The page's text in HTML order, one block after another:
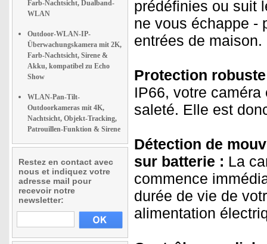
Farb-Nachtsicht, Dualband-
WLAN
Outdoor-WLAN-IP-
Überwachungskamera mit 2K,
Farb-Nachtsicht, Sirene &
Akku, kompatibel zu Echo
Show
WLAN-Pan-Tilt-
Outdoorkameras mit 4K,
Nachtsicht, Objekt-Tracking,
Patrouillen-Funktion & Sirene
Restez en contact avec
nous et indiquez votre
adresse mail pour
recevoir notre
newsletter:
prédéfinies ou suit
ne vous échappe -
entrées de maison.
Protection
IP66, votre
saleté. Elle est
Détection de
sur batterie : La
commence
durée de vie de
alimentation